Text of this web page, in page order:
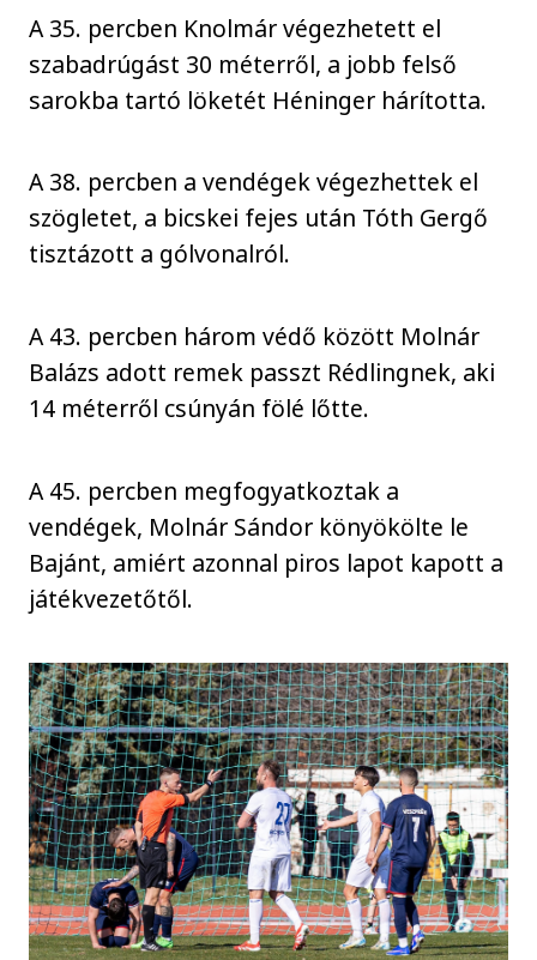
A 35. percben Knolmár végezhetett el
szabadrúgást 30 méterről, a jobb felső
sarokba tartó löketét Héninger hárította.
A 38. percben a vendégek végezhettek el
szögletet, a bicskei fejes után Tóth Gergő
tisztázott a gólvonalról.
A 43. percben három védő között Molnár
Balázs adott remek passzt Rédlingnek, aki
14 méterről csúnyán fölé lőtte.
A 45. percben megfogyatkoztak a
vendégek, Molnár Sándor könyökölte le
Bajánt, amiért azonnal piros lapot kapott a
játékvezetőtől.